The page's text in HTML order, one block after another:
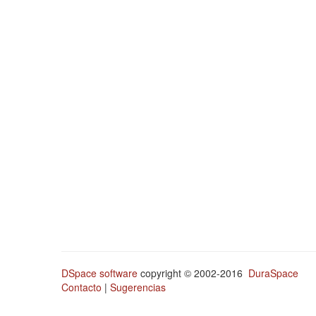
DSpace software copyright © 2002-2016 DuraSpace
Contacto | Sugerencias